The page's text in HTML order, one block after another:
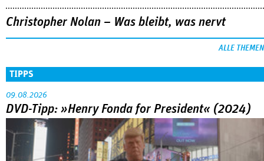
Christopher Nolan – Was bleibt, was nervt
ALLE THEMEN
TIPPS
09.08.2026
DVD-Tipp: »Henry Fonda for President« (2024)